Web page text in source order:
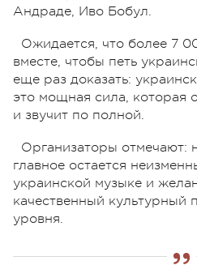
Андраде, Иво Бобул.
Ожидается, что более 7
вместе, чтобы петь
еще раз доказать:
это мощная сила, которая
и звучит по полной.
Организаторы отмечают:
главное остается
украинской музыке и
качественный культурный
уровня.